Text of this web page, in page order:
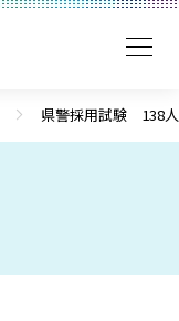
県警採用試験 138